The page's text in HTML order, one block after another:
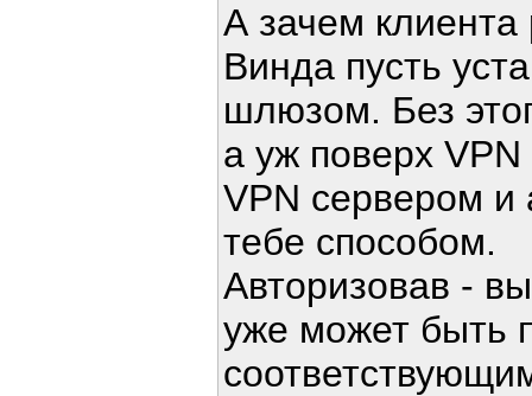
А зачем
Винда пусть
шлюзом. Без
а уж поверх
VPN сервером и
тебе способом.
Авторизовав -
уже может быть